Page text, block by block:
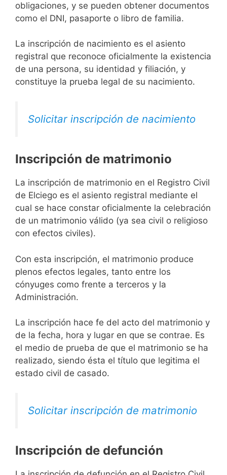
obligaciones, y se pueden obtener documentos
como el DNI, pasaporte o libro de familia.
La inscripción de nacimiento es el asiento
registral que reconoce oficialmente la existencia
de una persona, su identidad y filiación, y
constituye la prueba legal de su nacimiento.
Solicitar inscripción de nacimiento
Inscripción de matrimonio
La inscripción de matrimonio en el Registro Civil
de Elciego es el asiento registral mediante el
cual se hace constar oficialmente la celebración
de un matrimonio válido (ya sea civil o religioso
con efectos civiles).
Con esta inscripción, el matrimonio produce
plenos efectos legales, tanto entre los
cónyuges como frente a terceros y la
Administración.
La inscripción hace fe del acto del matrimonio y
de la fecha, hora y lugar en que se contrae. Es
el medio de prueba de que el matrimonio se ha
realizado, siendo ésta el título que legitima el
estado civil de casado.
Solicitar inscripción de matrimonio
Inscripción de defunción